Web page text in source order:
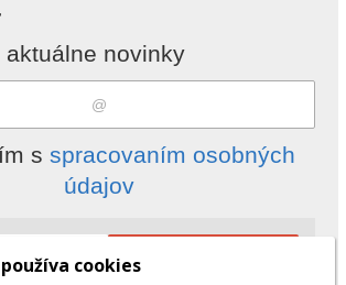
aktuálne novinky
s spracovaním osobných
údajov
cookies